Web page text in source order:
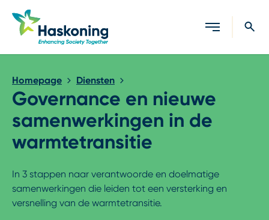
Sluiten
Homepage Diensten
Governance en nieuwe
samenwerkingen in de
warmtetransitie
In 3 stappen naar verantwoorde en doelmatige
samenwerkingen die leiden tot een versterking en
versnelling van de warmtetransitie.